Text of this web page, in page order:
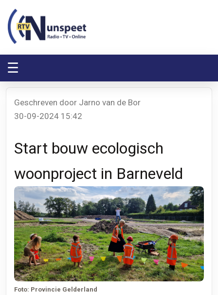
☰
Geschreven door Jarno van de Bor
30-09-2024 15:42
Start bouw ecologisch
woonproject in Barneveld
Foto: Provincie Gelderland